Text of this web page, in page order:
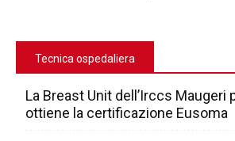
Tecnica ospedaliera
La Breast Unit dell’Irccs Maugeri
ottiene la certificazione Eusoma